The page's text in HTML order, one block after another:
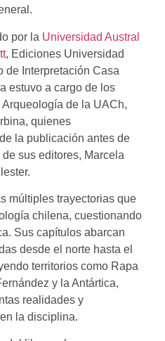
por la Universidad Austral
, Ediciones Universidad
de Interpretación Casa
estuvo a cargo de los
de la UACh,
quienes
la publicación antes de
sus editores, Marcela
múltiples trayectorias que
chilena, cuestionando
Sus capítulos abarcan
desde el norte hasta el
territorios como Rapa
y la Antártica,
realidades y
la disciplina.